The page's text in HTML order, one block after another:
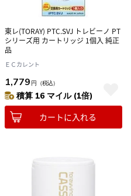
東レ(TORAY) PTC.SVJ トレビーノ PT
シリーズ用 カートリッジ 1個入 純正
品
ＥＣカレント
1,779 円 （税込）
積算 16 マイル (1倍)
カートに入れる